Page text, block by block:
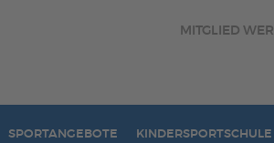
MITGLIED
SPORTANGEBOTE KINDERSPORTSCHULE